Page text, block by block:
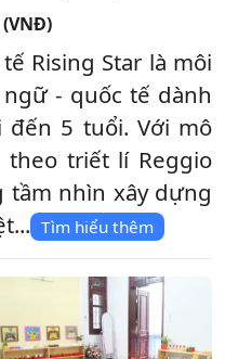
Rising Star là môi
- quốc tế dành
5 tuổi. Với mô
triết lí Reggio
tầm nhìn xây dựng
Tìm hiểu thêm